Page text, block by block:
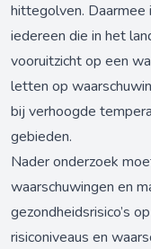
hittegolven.
iedereen die in het
vooruitzicht op een
letten op
bij verhoogde
gebieden.
Nader onderzoek
waarschuwingen en
gezondheidsrisico’s
risiconiveaus en